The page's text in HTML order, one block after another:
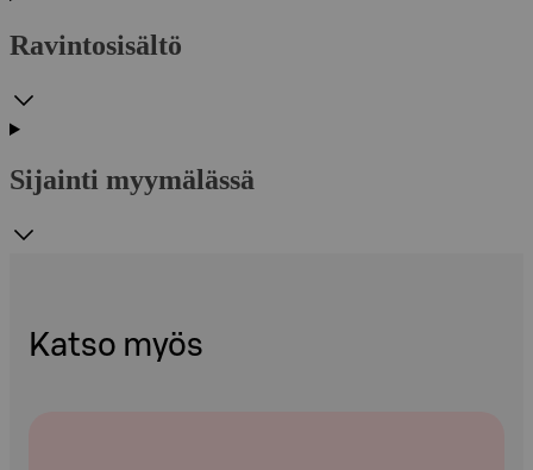
Ravintosisältö
Sijainti myymälässä
Katso myös